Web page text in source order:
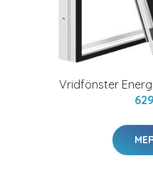
Vridfönster